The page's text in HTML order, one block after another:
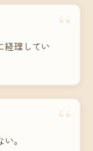
“
経理してい
“
。